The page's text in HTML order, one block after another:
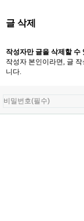
글 삭제
작성자만 글을 삭제할 수
작성자 본인이라면, 글
니다.